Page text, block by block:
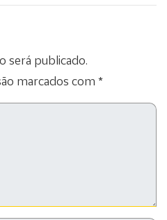
será publicado.
marcados com *